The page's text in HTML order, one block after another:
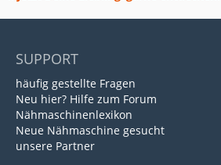
SUPPORT
häufig gestellte Fragen
Neu hier? Hilfe zum Forum
Nähmaschinenlexikon
Neue Nähmaschine gesucht
unsere Partner